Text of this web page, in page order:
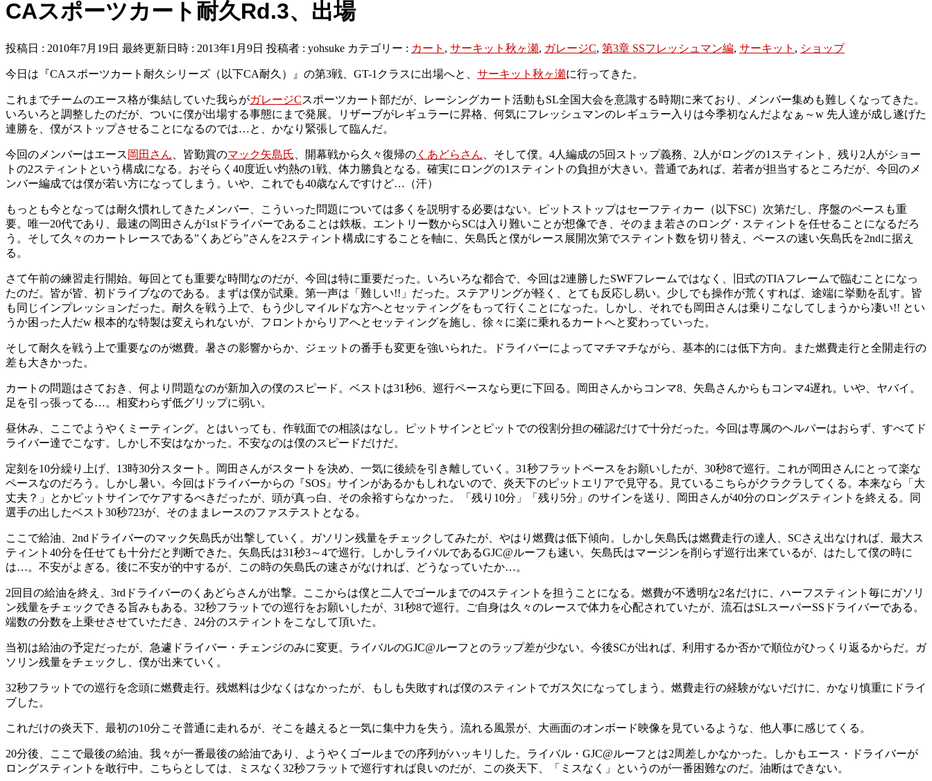
CAスポーツカート耐久Rd.3、出場
投稿日 : 2010年7月19日 最終更新日時 : 2013年1月9日 投稿者 : yohsuke カテゴリー : カート , サーキット秋ヶ瀬, ガレージC, 第3章 SSフレッシュマン編, サーキット , ショップ
今日は『CAスポーツカート耐久シリーズ（以下CA耐久）』の第3戦、GT-1クラスに出場へと、 サーキット秋ヶ瀬に行ってきた。
これまでチームのエース格が集結していた我らがガレージCスポーツカート部だが、レーシングカート活動もSL全国大会を意識する時期に来ており、メンバー集めも難しくなってきた。
いろいろと調整したのだが、ついに僕が出場する事態にまで発展。リザーブがレギュラーに昇格、何気にフレッシュマンのレギュラー入りは今季初なんだよなぁ～w 先人達が成し遂げた
連勝を、僕がストップさせることになるのでは…と、かなり緊張して臨んだ。
今回のメンバーはエース 岡田さん 、皆勤賞のマック矢島氏 、開幕戦から久々復帰の くあどらさん 、そして僕。4人編成の5回ストップ義務、2人がロングの1スティント、残り2人がショー
トの2スティントという構成になる。おそらく40度近い灼熱の1戦、体力勝負となる。確実にロングの1スティントの負担が大きい。普通であれば、若者が担当するところだが、今回のメ
ンバー編成では僕が若い方になってしまう。いや、これでも40歳なんですけど…（汗）
もっとも今となっては耐久慣れしてきたメンバー、こういった問題については多くを説明する必要はない。ピットストップはセーフティカー（以下SC）次第だし、序盤のペースも重
要。唯一20代であり、最速の岡田さんが1stドライバーであることは鉄板。エントリー数からSCは入り難いことが想像でき、そのまま若さのロング・スティントを任せることになるだろ
う。そして久々のカートレースである”くあどら”さんを2スティント構成にすることを軸に、矢島氏と僕がレース展開次第でスティント数を切り替え、ペースの速い矢島氏を2ndに据え
る。
さて午前の練習走行開始。毎回とても重要な時間なのだが、今回は特に重要だった。いろいろな都合で、今回は2連勝したSWFフレームではなく、旧式のTIAフレームで臨むことになっ
たのだ。皆が皆、初ドライブなのである。まずは僕が試乗。第一声は「難しい!!」だった。ステアリングが軽く、とても反応し易い。少しでも操作が荒くすれば、途端に挙動を乱す。皆
も同じインプレッションだった。耐久を戦う上で、もう少しマイルドな方へとセッティングをもって行くことになった。しかし、それでも岡田さんは乗りこなしてしまうから凄い!! とい
うか困った人だw 根本的な特製は変えられないが、フロントからリアへとセッティングを施し、徐々に楽に乗れるカートへと変わっていった。
そして耐久を戦う上で重要なのが燃費。暑さの影響からか、ジェットの番手も変更を強いられた。ドライバーによってマチマチながら、基本的には低下方向。また燃費走行と全開走行の
差も大きかった。
カートの問題はさておき、何より問題なのが新加入の僕のスピード。ベストは31秒6、巡行ペースなら更に下回る。岡田さんからコンマ8、矢島さんからもコンマ4遅れ。いや、ヤバイ。
足を引っ張ってる…。相変わらず低グリップに弱い。
昼休み、ここでようやくミーティング。とはいっても、作戦面での相談はなし。ピットサインとピットでの役割分担の確認だけで十分だった。今回は専属のヘルパーはおらず、すべてド
ライバー達でこなす。しかし不安はなかった。不安なのは僕のスピードだけだ。
定刻を10分繰り上げ、13時30分スタート。岡田さんがスタートを決め、一気に後続を引き離していく。31秒フラットペースをお願いしたが、30秒8で巡行。これが岡田さんにとって楽な
ペースなのだろう。しかし暑い。今回はドライバーからの『SOS』サインがあるかもしれないので、炎天下のピットエリアで見守る。見ているこちらがクラクラしてくる。本来なら「大
丈夫？」とかピットサインでケアするべきだったが、頭が真っ白、その余裕すらなかった。「残り10分」「残り5分」のサインを送り、岡田さんが40分のロングスティントを終える。同
選手の出したベスト30秒723が、そのままレースのファステストとなる。
ここで給油、2ndドライバーのマック矢島氏が出撃していく。ガソリン残量をチェックしてみたが、やはり燃費は低下傾向。しかし矢島氏は燃費走行の達人、SCさえ出なければ、最大ス
ティント40分を任せても十分だと判断できた。矢島氏は31秒3～4で巡行。しかしライバルであるGJC@ルーフも速い。矢島氏はマージンを削らず巡行出来ているが、はたして僕の時に
は…。不安がよぎる。後に不安が的中するが、この時の矢島氏の速さがなければ、どうなっていたか…。
2回目の給油を終え、3rdドライバーのくあどらさんが出撃。ここからは僕と二人でゴールまでの4スティントを担うことになる。燃費が不透明な2名だけに、ハーフスティント毎にガソリ
ン残量をチェックできる旨みもある。32秒フラットでの巡行をお願いしたが、31秒8で巡行。ご自身は久々のレースで体力を心配されていたが、流石はSLスーパーSSドライバーである。
端数の分数を上乗せさせていただき、24分のスティントをこなして頂いた。
当初は給油の予定だったが、急遽ドライバー・チェンジのみに変更。ライバルのGJC@ルーフとのラップ差が少ない。今後SCが出れば、利用するか否かで順位がひっくり返るからだ。ガ
ソリン残量をチェックし、僕が出来ていく。
32秒フラットでの巡行を念頭に燃費走行。残燃料は少なくはなかったが、もしも失敗すれば僕のスティントでガス欠になってしまう。燃費走行の経験がないだけに、かなり慎重にドライ
ブした。
これだけの炎天下、最初の10分こそ普通に走れるが、そこを越えると一気に集中力を失う。流れる風景が、大画面のオンボード映像を見ているような、他人事に感じてくる。
20分後、ここで最後の給油。我々が一番最後の給油であり、ようやくゴールまでの序列がハッキリした。ライバル・GJC@ルーフとは2周差しかなかった。しかもエース・ドライバーが
ロングスティントを敢行中。こちらとしては、ミスなく32秒フラットで巡行すれば良いのだが、この炎天下、「ミスなく」というのが一番困難なのだ。油断はできない。